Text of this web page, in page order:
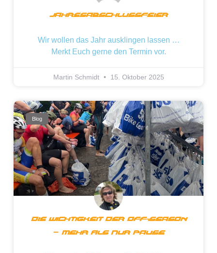
Jahresabschlussfeier
Wir wollen das Jahr ausklingen lassen …
Merkt Euch gerne den Termin vor.
Martin Schmidt 15. Oktober 2025
Blog
Die Wichtigkeit Der Off-Season
– Mehr Als Nur Pause